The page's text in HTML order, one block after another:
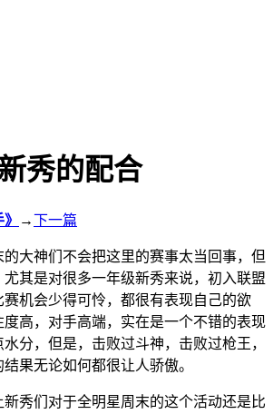
秀的配合
→下一篇
大神们不会把这里的赛事太当回事，但
其是对很多一年级新秀来说，初入联盟
机会少得可怜，都很有表现自己的欲
高，对手高端，实在是一个不错的表现
分，但是，击败过斗神，击败过枪王，
果无论如何都很让人骄傲。
秀们对于全明星周末的这个活动还是比